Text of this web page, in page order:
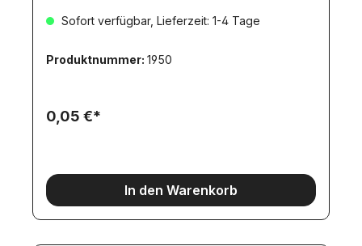
Sofort verfügbar, Lieferzeit: 1-4 Tage
Produktnummer: 1950
0,05 €*
In den Warenkorb